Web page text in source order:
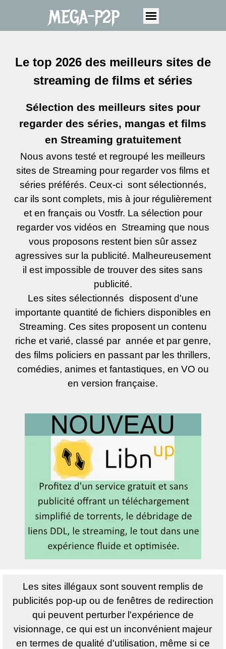
MEGA-P2P
Le top 2026 des meilleurs sites de
streaming de films et séries
Sélection des meilleurs sites pour
regarder des séries, mangas et films
en Streaming gratuitement
Nous avons testé et regroupé les meilleurs
sites de Streaming pour regarder vos films et
séries préférés. Ceux-ci sont sélectionnés,
car ils sont complets, mis à jour régulièrement
et en français ou Vostfr. La sélection pour
regarder vos vidéos en Streaming que nous
vous proposons restent bien sûr assez
agressives sur la publicité. Malheureusement
il est impossible de trouver des sites sans
publicité.
Les sites sélectionnés disposent d'une
importante quantité de fichiers disponibles en
Streaming. Ces sites proposent un contenu
riche et varié, classé par année et par genre,
des films policiers en passant par les thrillers,
comédies, animes et fantastiques, en VO ou
en version française.
Les sites illégaux sont souvent remplis de
publicités pop-up ou de fenêtres de redirection
qui peuvent perturber l'expérience de
visionnage, ce qui est un inconvénient majeur
en termes de qualité d'utilisation, même si ce